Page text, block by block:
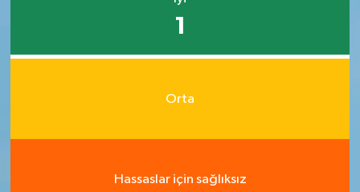
1
Orta
Hassaslar için sağlıksız